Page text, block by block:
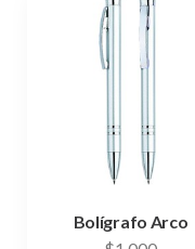
Bolígrafo Arco